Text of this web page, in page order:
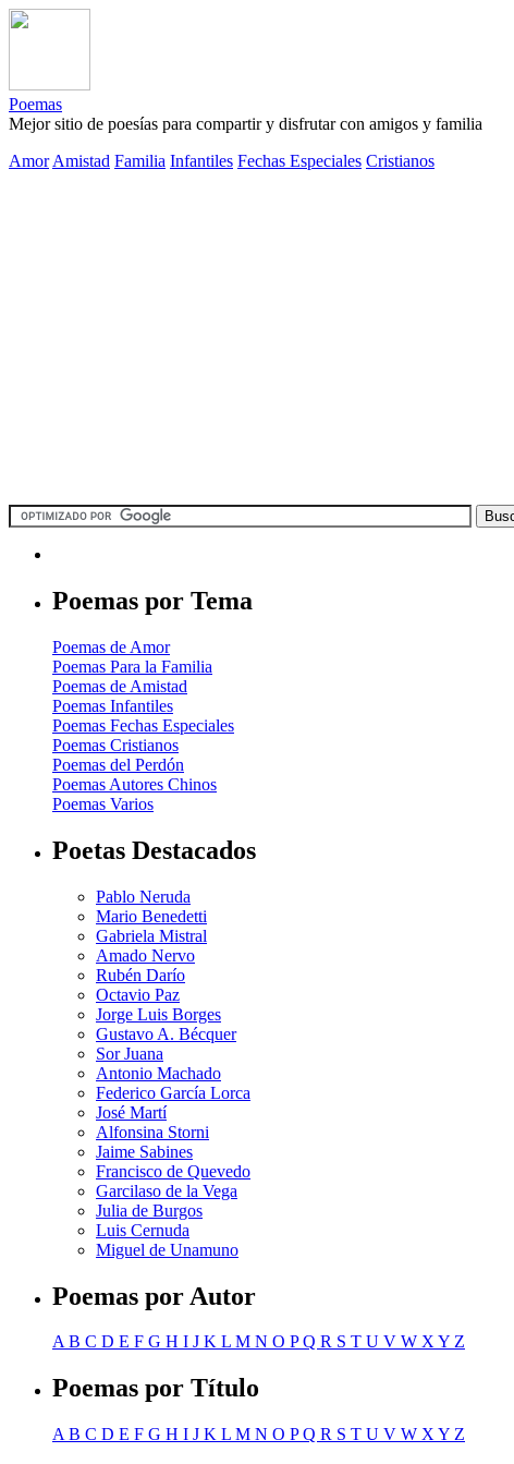
Poemas
Mejor sitio de poesías para compartir y disfrutar con amigos y familia
Amor Amistad Familia Infantiles Fechas Especiales Cristianos
Poemas por Tema
Poemas de Amor
Poemas Para la Familia
Poemas de Amistad
Poemas Infantiles
Poemas Fechas Especiales
Poemas Cristianos
Poemas del Perdón
Poemas Autores Chinos
Poemas Varios
Poetas Destacados
Pablo Neruda
Mario Benedetti
Gabriela Mistral
Amado Nervo
Rubén Darío
Octavio Paz
Jorge Luis Borges
Gustavo A. Bécquer
Sor Juana
Antonio Machado
Federico García Lorca
José Martí
Alfonsina Storni
Jaime Sabines
Francisco de Quevedo
Garcilaso de la Vega
Julia de Burgos
Luis Cernuda
Miguel de Unamuno
Poemas por Autor
AB C D E F G H I J K L M N O PQ R S T U V W XY Z
Poemas por Título
A B C D E F G H I J K L M N O PQ R S T U V W X Y Z